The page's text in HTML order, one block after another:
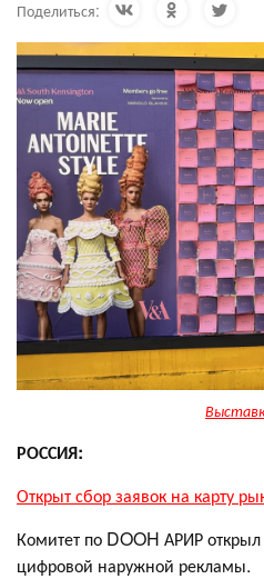
Поделиться:
РОССИЯ:
Открыт сбор заявок на карту
Комитет по DOOH АРИР
цифровой наружной рекламы.